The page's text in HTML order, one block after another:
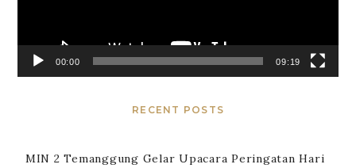
00:00 09:19
RECENT POSTS
MIN 2 Temanggung Gelar Upacara Peringatan Hari